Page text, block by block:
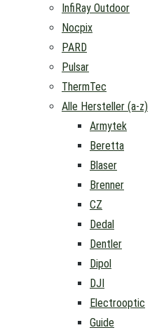
InfiRay Outdoor
Nocpix
PARD
Pulsar
ThermTec
Alle Hersteller (a-z)
Armytek
Beretta
Blaser
Brenner
CZ
Dedal
Dentler
Dipol
DJI
Electrooptic
Guide